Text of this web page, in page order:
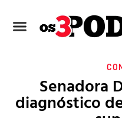
Senadora
diagnóstico